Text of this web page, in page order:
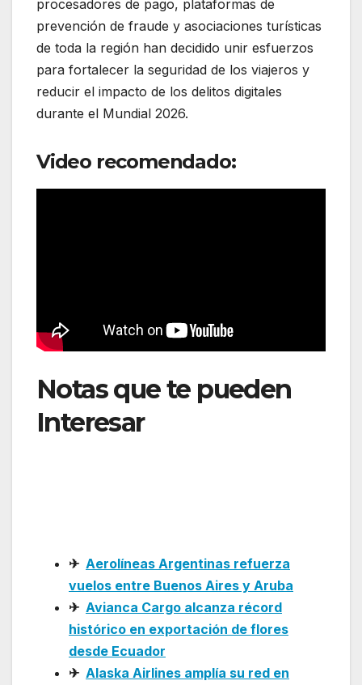
procesadores de pago, plataformas de
prevención de fraude y asociaciones turísticas
de toda la región han decidido unir esfuerzos
para fortalecer la seguridad de los viajeros y
reducir el impacto de los delitos digitales
durante el Mundial 2026.
Video recomendado:
Notas que te pueden
Interesar: ALTA e IATA
✈ Aerolíneas Argentinas refuerza
vuelos entre Buenos Aires y Aruba
✈ Avianca Cargo alcanza récord
histórico en exportación de flores
desde Ecuador
✈ Alaska Airlines amplía su red en